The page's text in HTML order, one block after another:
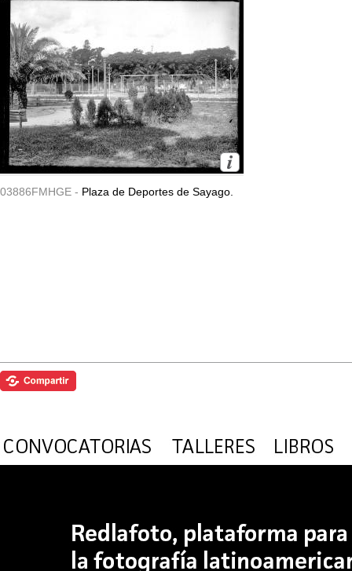
03886FMHGE - Plaza de Deportes de Sayago.